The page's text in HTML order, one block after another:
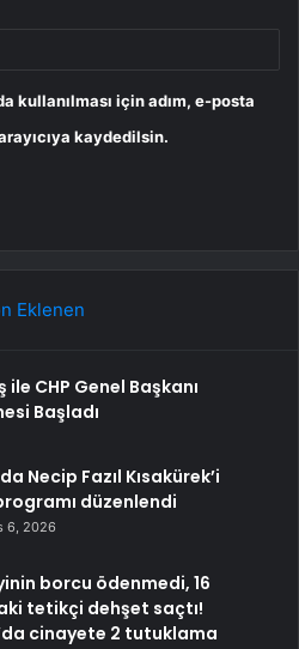
kullanılması için adım, e-posta
kaydedilsin.
Eklenen
ile CHP Genel Başkanı
Başladı
Necip Fazıl Kısakürek’i
düzenlendi
6, 2026
borcu ödenmedi, 16
tetikçi dehşet saçtı!
cinayete 2 tutuklama